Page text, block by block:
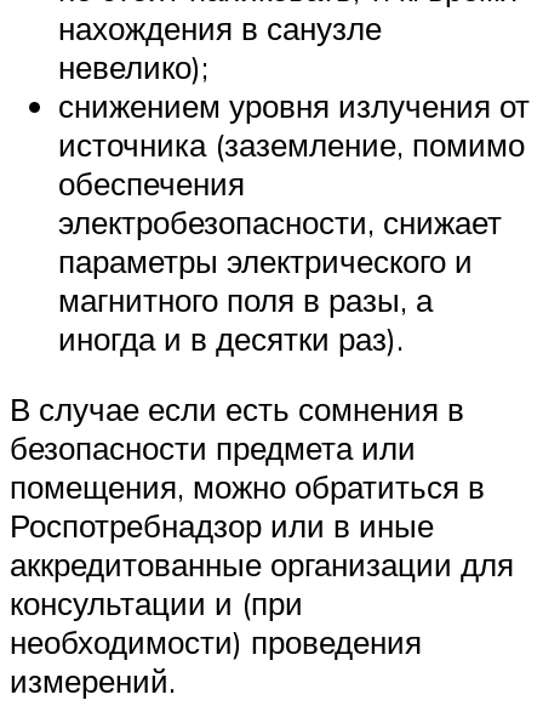
нахождения в санузле
невелико);
снижением уровня излучения от
источника (заземление, помимо
обеспечения
электробезопасности, снижает
параметры электрического и
магнитного поля в разы, а
иногда и в десятки раз).
В случае если есть сомнения в
безопасности предмета или
помещения, можно обратиться в
Роспотребнадзор или в иные
аккредитованные организации для
консультации и (при
необходимости) проведения
измерений.